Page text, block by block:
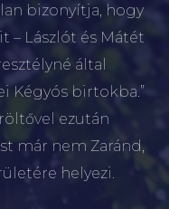
bizonyítja, hogy
– Lászlót és Mátét
által
Kégyós birtokba.”
ezután
már nem Zaránd,
helyezi.